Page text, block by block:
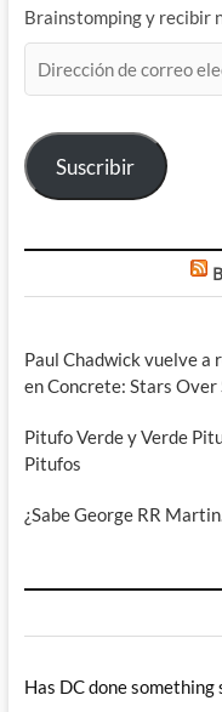
Brainstomping y recibir
de
electrónico
Suscribir
Paul Chadwick vuelve a
en Concrete: Stars Over
Pitufo Verde y Verde
Pitufos
¿Sabe George RR
Has DC done something